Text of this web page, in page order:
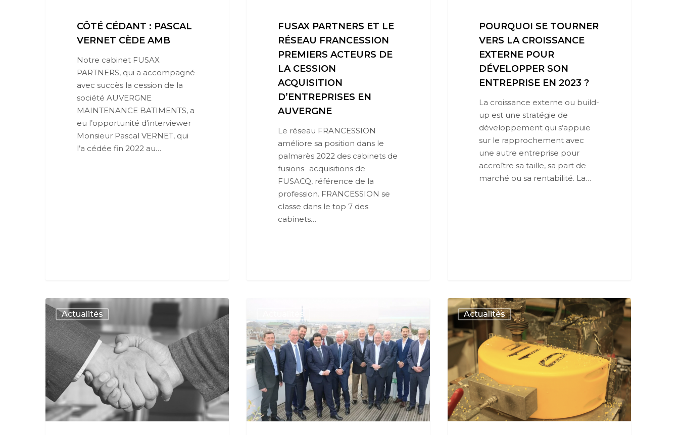
CÔTÉ CÉDANT : PASCAL
VERNET CÈDE AMB
Notre cabinet FUSAX
PARTNERS, qui a accompagné
avec succès la cession de la
société AUVERGNE
MAINTENANCE BATIMENTS, a
eu l’opportunité d’interviewer
Monsieur Pascal VERNET, qui
l’a cédée fin 2022 au…
FUSAX PARTNERS ET LE
RÉSEAU FRANCESSION
PREMIERS ACTEURS DE
LA CESSION
ACQUISITION
D’ENTREPRISES EN
AUVERGNE
Le réseau FRANCESSION
améliore sa position dans le
palmarès 2022 des cabinets de
fusions- acquisitions de
FUSACQ, référence de la
profession. FRANCESSION se
classe dans le top 7 des
cabinets…
POURQUOI SE TOURNER
VERS LA CROISSANCE
EXTERNE POUR
DÉVELOPPER SON
ENTREPRISE EN 2023 ?
La croissance externe ou build-
up est une stratégie de
développement qui s’appuie
sur le rapprochement avec
une autre entreprise pour
accroître sa taille, sa part de
marché ou sa rentabilité. La…
Actualités Actualités Actualités